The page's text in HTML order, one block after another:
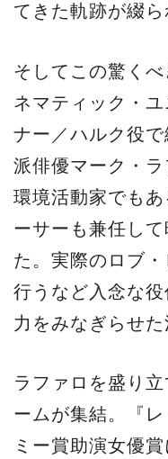
てきた軌跡が綴ら
そしてこの驚く
ネマティック・
ナー／ハルク役
派俳優マーク・ラ
環境活動家でも
ーサーも兼任し
た。実際のロブ
行うなど入念な
力をみなぎらせた
ラファロを盛り
ームが集結。『
ミー賞助演女優